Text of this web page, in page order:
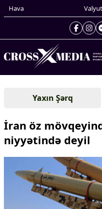
Hava
Gündəm
Xarici xəbərlər
Cənubi Qafqaz
Yaxın Şərq
Avropa
Amerika
Asiya
Yaxın Şərq
İran öz
niyyətində deyil